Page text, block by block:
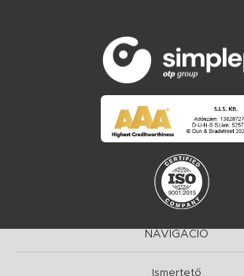
NAVIGÁCIÓ
Ismertető